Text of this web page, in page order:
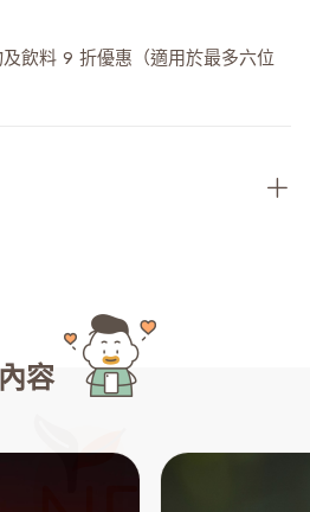
飲料 9 折優惠（適用於最多六位
容